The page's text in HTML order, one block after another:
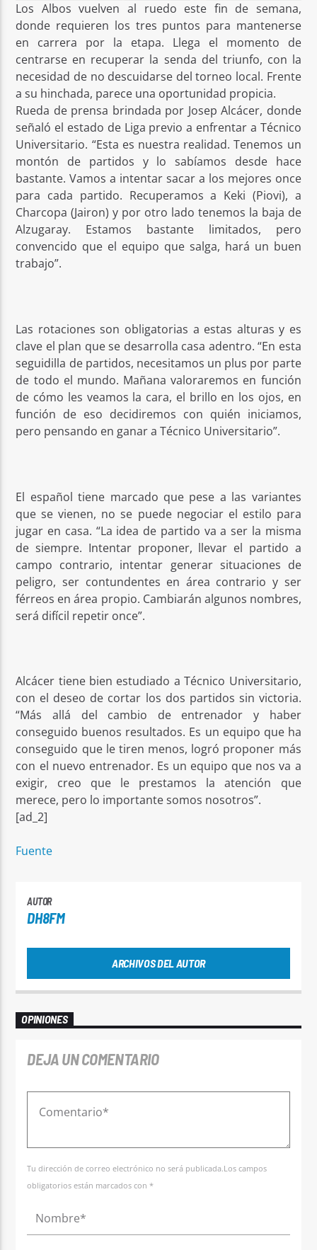
Los Albos vuelven al ruedo este fin de semana,
donde requieren los tres puntos para mantenerse
en carrera por la etapa. Llega el momento de
centrarse en recuperar la senda del triunfo, con la
necesidad de no descuidarse del torneo local. Frente
a su hinchada, parece una oportunidad propicia.
Rueda de prensa brindada por Josep Alcácer, donde
señaló el estado de Liga previo a enfrentar a Técnico
Universitario. “Esta es nuestra realidad. Tenemos un
montón de partidos y lo sabíamos desde hace
bastante. Vamos a intentar sacar a los mejores once
para cada partido. Recuperamos a Keki (Piovi), a
Charcopa (Jairon) y por otro lado tenemos la baja de
Alzugaray. Estamos bastante limitados, pero
convencido que el equipo que salga, hará un buen
trabajo”.
Las rotaciones son obligatorias a estas alturas y es
clave el plan que se desarrolla casa adentro. “En esta
seguidilla de partidos, necesitamos un plus por parte
de todo el mundo. Mañana valoraremos en función
de cómo les veamos la cara, el brillo en los ojos, en
función de eso decidiremos con quién iniciamos,
pero pensando en ganar a Técnico Universitario”.
El español tiene marcado que pese a las variantes
que se vienen, no se puede negociar el estilo para
jugar en casa. “La idea de partido va a ser la misma
de siempre. Intentar proponer, llevar el partido a
campo contrario, intentar generar situaciones de
peligro, ser contundentes en área contrario y ser
férreos en área propio. Cambiarán algunos nombres,
será difícil repetir once”.
Alcácer tiene bien estudiado a Técnico Universitario,
con el deseo de cortar los dos partidos sin victoria.
“Más allá del cambio de entrenador y haber
conseguido buenos resultados. Es un equipo que ha
conseguido que le tiren menos, logró proponer más
con el nuevo entrenador. Es un equipo que nos va a
exigir, creo que le prestamos la atención que
merece, pero lo importante somos nosotros”.
[ad_2]
Fuente
AUTOR
DH8FM
ARCHIVOS DEL AUTOR
OPINIONES
DEJA UN COMENTARIO
Tu dirección de correo electrónico no será publicada.Los campos
obligatorios están marcados con *